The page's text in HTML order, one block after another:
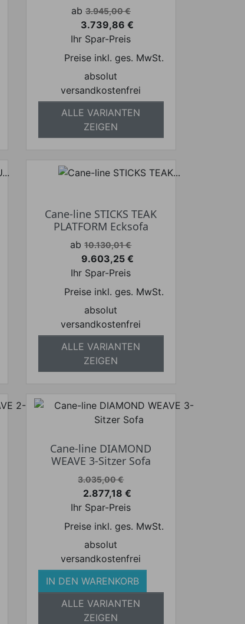
Verkaufspreis
ab 3.945,00 €
Preis
3.739,86 €
Ihr Spar-Preis
Preise inkl. ges. MwSt.
absolut
versandkostenfrei
ALLE VARIANTEN
ZEIGEN
Cane-line STICKS TEAK
PLATFORM Ecksofa
Verkaufspreis
ab 10.130,01 €
Preis
9.603,25 €
Ihr Spar-Preis
Preise inkl. ges. MwSt.
absolut
versandkostenfrei
ALLE VARIANTEN
ZEIGEN
Cane-line DIAMOND
WEAVE 3-Sitzer Sofa
Verkaufspreis
3.035,00 €
Preis
2.877,18 €
Ihr Spar-Preis
Preise inkl. ges. MwSt.
absolut
versandkostenfrei
IN DEN WARENKORB
ALLE VARIANTEN
ZEIGEN